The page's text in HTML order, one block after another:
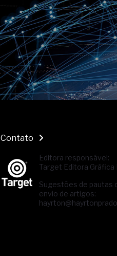
Contato
Editora responsável:
Target Editora Gráfica
Sugestões de pautas
envio de artigos: